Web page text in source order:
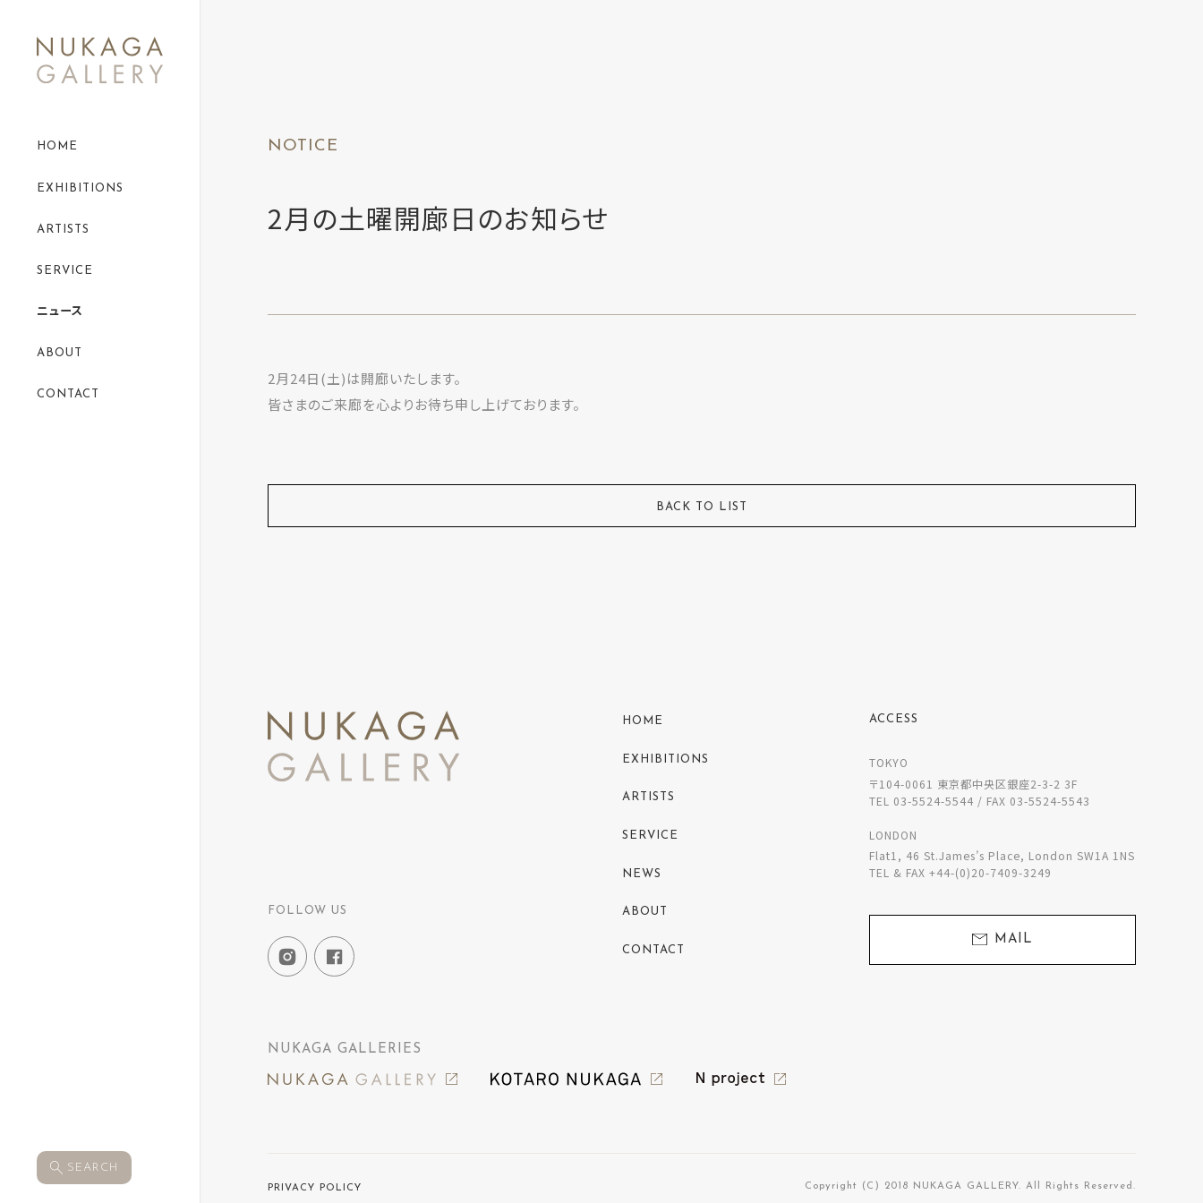
HOME
EXHIBITIONS
ARTISTS
SERVICE
ニュース
ABOUT
CONTACT
SEARCH
NOTICE
2月の土曜開廊日のお知らせ
2月24日(土)は開廊いたします。
皆さまのご来廊を心よりお待ち申し上げております。
BACK TO LIST
HOME
EXHIBITIONS
ARTISTS
SERVICE
NEWS
ABOUT
CONTACT
ACCESS
TOKYO
〒104-0061 東京都中央区銀座2-3-2 3F
TEL 03-5524-5544 / FAX 03-5524-5543
LONDON
Flat1, 46 St.James’s Place, London SW1A 1NS
TEL & FAX +44-(0)20-7409-3249
MAIL
FOLLOW US
NUKAGA GALLERIES
PRIVACY POLICY Copyright (C) 2018 NUKAGA GALLERY. All Rights Reserved.